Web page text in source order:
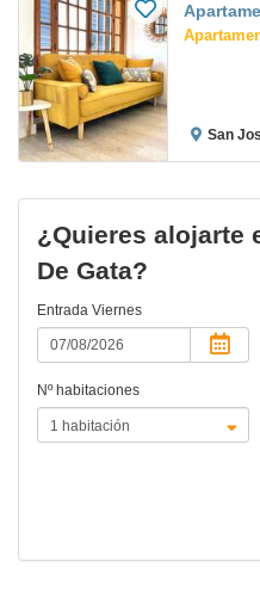
San
¿Quieres alojarte
De Gata?
Entrada Viernes
Nº habitaciones